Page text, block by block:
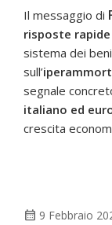
Il messaggio di
risposte rapide
sistema dei
sull’
segnale
italiano ed
crescita
calendar_month 9 Febbraio